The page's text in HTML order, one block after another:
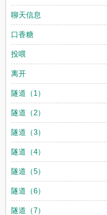
聊天信息
口香糖
投喂
离开
隧道（1）
隧道（2）
隧道（3）
隧道（4）
隧道（5）
隧道（6）
隧道（7）